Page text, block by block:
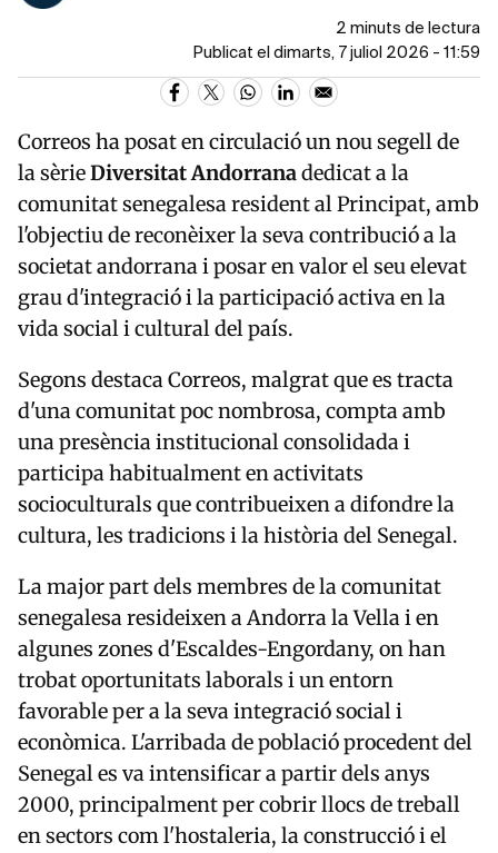
2 minuts de lectura
Publicat el dimarts, 7 juliol 2026 - 11:59
Correos ha posat en circulació un nou segell de
la sèrieDiversitat Andorranadedicat a la
comunitat senegalesa resident al Principat, amb
l'objectiu de reconèixer la seva contribució a la
societat andorrana i posar en valor el seu elevat
grau d'integració i la participació activa en la
vida social i cultural del país.
Segons destaca Correos, malgrat que es tracta
d'una comunitat poc nombrosa, compta amb
una presència institucional consolidada i
participa habitualment en activitats
socioculturals que contribueixen a difondre la
cultura, les tradicions i la història del Senegal.
La major part dels membres de la comunitat
senegalesa resideixen a Andorra la Vella i en
algunes zones d'Escaldes-Engordany, on han
trobat oportunitats laborals i un entorn
favorable per a la seva integració social i
econòmica. L'arribada de població procedent del
Senegal es va intensificar a partir dels anys
2000, principalment per cobrir llocs de treball
en sectors com l'hostaleria, la construcció i el